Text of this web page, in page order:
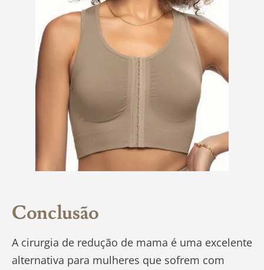
Conclusão
A cirurgia de redução de mama é uma excelente
alternativa para mulheres que sofrem com